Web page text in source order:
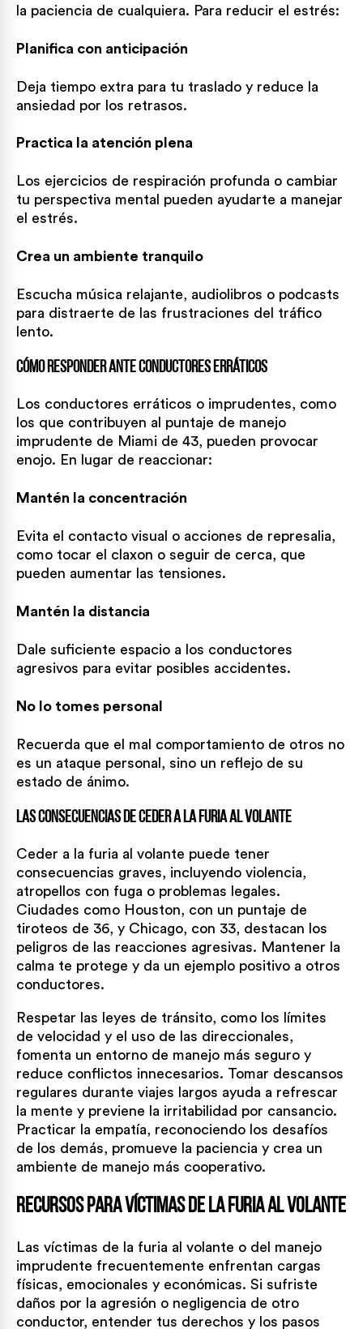
la paciencia de cualquiera. Para reducir el estrés:
Planifica con anticipación
Deja tiempo extra para tu traslado y reduce la
ansiedad por los retrasos.
Practica la atención plena
Los ejercicios de respiración profunda o cambiar
tu perspectiva mental pueden ayudarte a manejar
el estrés.
Crea un ambiente tranquilo
Escucha música relajante, audiolibros o podcasts
para distraerte de las frustraciones del tráfico
lento.
Cómo responder ante conductores erráticos
Los conductores erráticos o imprudentes, como
los que contribuyen al puntaje de manejo
imprudente de Miami de 43, pueden provocar
enojo. En lugar de reaccionar:
Mantén la concentración
Evita el contacto visual o acciones de represalia,
como tocar el claxon o seguir de cerca, que
pueden aumentar las tensiones.
Mantén la distancia
Dale suficiente espacio a los conductores
agresivos para evitar posibles accidentes.
No lo tomes personal
Recuerda que el mal comportamiento de otros no
es un ataque personal, sino un reflejo de su
estado de ánimo.
Las consecuencias de ceder a la furia al volante
Ceder a la furia al volante puede tener
consecuencias graves, incluyendo violencia,
atropellos con fuga o problemas legales.
Ciudades como Houston, con un puntaje de
tiroteos de 36, y Chicago, con 33, destacan los
peligros de las reacciones agresivas. Mantener la
calma te protege y da un ejemplo positivo a otros
conductores.
Respetar las leyes de tránsito, como los límites
de velocidad y el uso de las direccionales,
fomenta un entorno de manejo más seguro y
reduce conflictos innecesarios. Tomar descansos
regulares durante viajes largos ayuda a refrescar
la mente y previene la irritabilidad por cansancio.
Practicar la empatía, reconociendo los desafíos
de los demás, promueve la paciencia y crea un
ambiente de manejo más cooperativo.
Recursos para víctimas de la furia al volante
Las víctimas de la furia al volante o del manejo
imprudente frecuentemente enfrentan cargas
físicas, emocionales y económicas. Si sufriste
daños por la agresión o negligencia de otro
conductor, entender tus derechos y los pasos